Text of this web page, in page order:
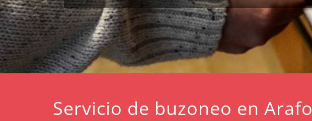
Servicio de buzoneo en Arafo